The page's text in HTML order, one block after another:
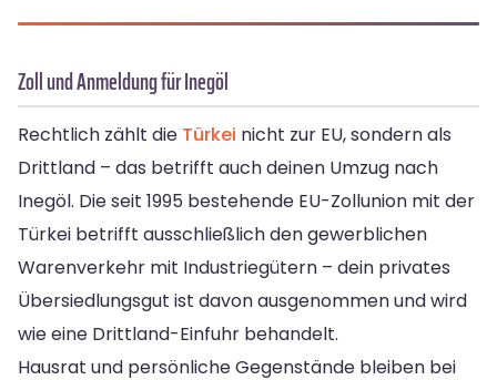
Zoll und Anmeldung für Inegöl
Rechtlich zählt die Türkei nicht zur EU, sondern als
Drittland – das betrifft auch deinen Umzug nach
Inegöl. Die seit 1995 bestehende EU-Zollunion mit der
Türkei betrifft ausschließlich den gewerblichen
Warenverkehr mit Industriegütern – dein privates
Übersiedlungsgut ist davon ausgenommen und wird
wie eine Drittland-Einfuhr behandelt.
Hausrat und persönliche Gegenstände bleiben bei